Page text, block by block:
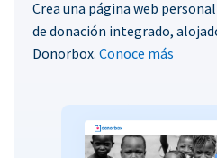
Crea una página web
de donación integrado,
Donorbox. Conoce más